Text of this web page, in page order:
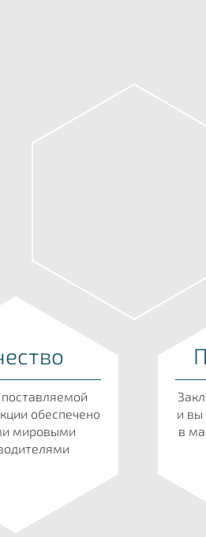
обеспечено
мировыми
и вы
в